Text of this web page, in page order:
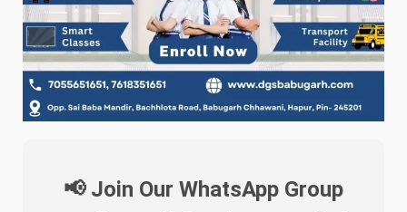
📢 Join Our WhatsApp Group